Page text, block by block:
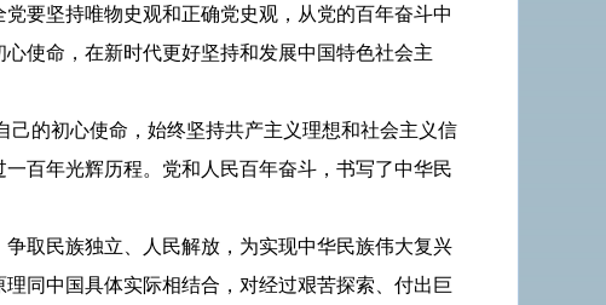
要坚持唯物史观和正确党史观，从党的百年奋斗中
使命，在新时代更好坚持和发展中国特色社会主
的初心使命，始终坚持共产主义理想和社会主义信
百年光辉历程。党和人民百年奋斗，书写了中华民
取民族独立、人民解放，为实现中华民族伟大复兴
同中国具体实际相结合，对经过艰苦探索、付出巨